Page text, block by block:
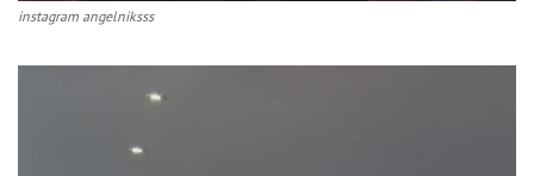
instagram angelniksss